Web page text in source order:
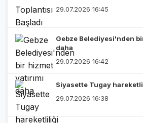
29.07.2026 16:45
Gebze Belediyesi'nden
daha
29.07.2026 16:42
Siyasette Tugay
29.07.2026 16:38